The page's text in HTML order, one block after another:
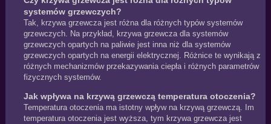
systemów grzewczych?
Tak, krzywa grzewcza jest różna dla różnych typów systemów
grzewczych. Na przykład, krzywa grzewcza dla systemów
grzewczych opartych na paliwie jest inna niż dla systemów
grzewczych opartych na energii elektrycznej. Różnice te wynikają z
różnych mechanizmów przekazywania ciepła i różnych parametrów
fizycznych systemów.
Jak wpływa na krzywą grzewczą temperatura otoczenia?
Temperatura otoczenia ma istotny wpływ na krzywą grzewczą. Im
temperatura otoczenia jest wyższa, tym krzywa grzewcza jest